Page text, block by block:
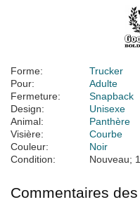
Forme:
Trucker
Pour:
Adulte
Fermeture:
Snapback
Design:
Unisexe
Animal:
Panthère
Visière:
Courbe
Couleur:
Noir
Condition:
Nouveau;
Commentaires